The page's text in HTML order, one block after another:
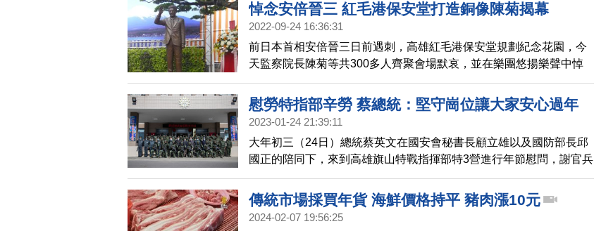
悼念安倍晉三 紅毛港保安堂打造銅像陳菊揭幕
2022-09-24 16:36:31
前日本首相安倍晉三日前遇刺，高雄紅毛港保安堂規劃紀念花園，今
天監察院長陳菊等共300多人齊聚會場默哀，並在樂團悠揚樂聲中悼
念，為安倍晉三銅像揭幕。
慰勞特指部辛勞 蔡總統：堅守崗位讓大家安心過年
2023-01-24 21:39:11
大年初三（24日）總統蔡英文在國安會秘書長顧立雄以及國防部長邱
國正的陪同下，來到高雄旗山特戰指揮部特3營進行年節慰問，謝官兵
們堅守崗位守護台灣家園。
傳統市場採買年貨 海鮮價格持平 豬肉漲10元
2024-02-07 19:56:25